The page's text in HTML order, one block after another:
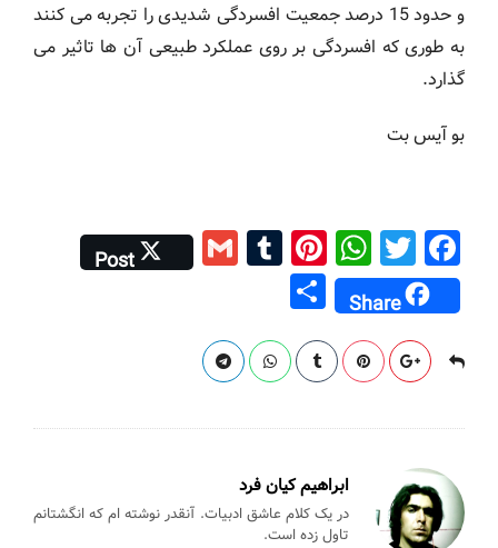
و حدود 15 درصد جمعیت افسردگی شدیدی را تجربه می کنند
به طوری که افسردگی بر روی عملکرد طبیعی آن ها تاثیر می
گذارد.
بو آیس بت
F
a
c
e
b
o
o
k
T
wi
tt
er
W
h
at
s
A
p
p
Pi
nt
er
e
st
T
u
bl
r
G
m
Post
Share
h
ar
e
ابراهیم کیان فرد
در یک کلام عاشق ادبیات. آنقدر نوشته ام که انگشتانم
تاول زده است.